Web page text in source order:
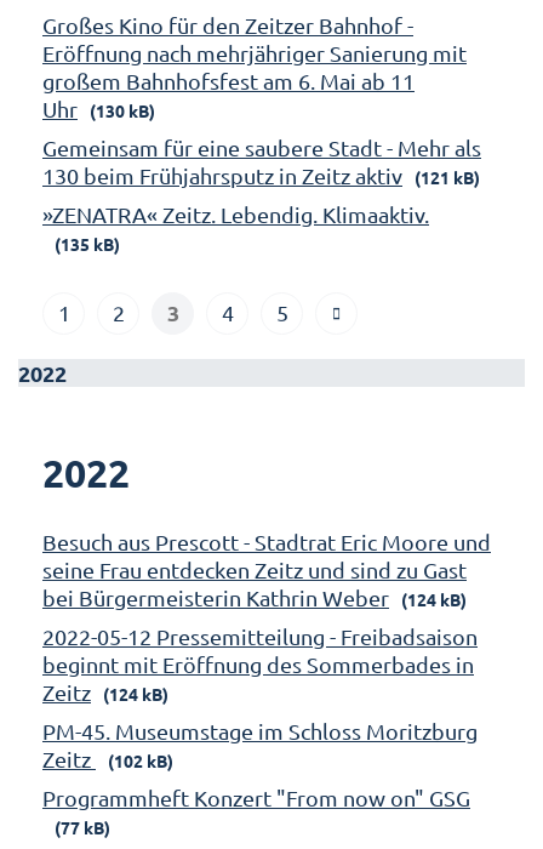
Großes Kino für den Zeitzer Bahnhof -
Eröffnung nach mehrjähriger Sanierung mit
großem Bahnhofsfest am 6. Mai ab 11
Uhr
(130 kB)
Gemeinsam für eine saubere Stadt - Mehr als
130 beim Frühjahrsputz in Zeitz aktiv
(121 kB)
»ZENATRA« Zeitz. Lebendig. Klimaaktiv.
(135 kB)
1 2 3 4 5
2022
2022
Besuch aus Prescott - Stadtrat Eric Moore und
seine Frau entdecken Zeitz und sind zu Gast
bei Bürgermeisterin Kathrin Weber
(124 kB)
2022-05-12 Pressemitteilung - Freibadsaison
beginnt mit Eröffnung des Sommerbades in
Zeitz
(124 kB)
PM-45. Museumstage im Schloss Moritzburg
Zeitz
(102 kB)
Programmheft Konzert "From now on" GSG
(77 kB)